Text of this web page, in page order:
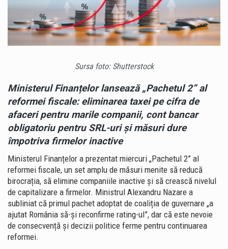
AFACERI,
APARE
IMPOZITUL
PE
ȘI
MAI
DURE
PENTRU
CAPITAL
CONTURI
BANCARE
Sursa foto: Shutterstock
Ministerul Finanțelor lansează „Pachetul 2” al
reformei fiscale: eliminarea taxei pe cifra de
afaceri pentru marile companii, cont bancar
obligatoriu pentru SRL-uri și măsuri dure
împotriva firmelor inactive
Ministerul Finanțelor a prezentat miercuri „Pachetul 2” al
reformei fiscale, un set amplu de măsuri menite să reducă
birocrația, să elimine companiile inactive și să crească nivelul
de capitalizare a firmelor. Ministrul Alexandru Nazare a
subliniat că primul pachet adoptat de coaliția de guvernare „a
ajutat România să-și reconfirme rating-ul”, dar că este nevoie
de consecvență și decizii politice ferme pentru continuarea
reformei.